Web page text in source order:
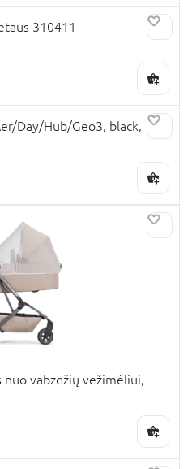
310411
Day/Hub/Geo3, black,
vabzdžių vežimėliui,